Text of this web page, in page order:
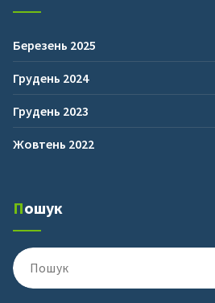
Березень 2025
Грудень 2024
Грудень 2023
Жовтень 2022
Пошук
Пошук
для: